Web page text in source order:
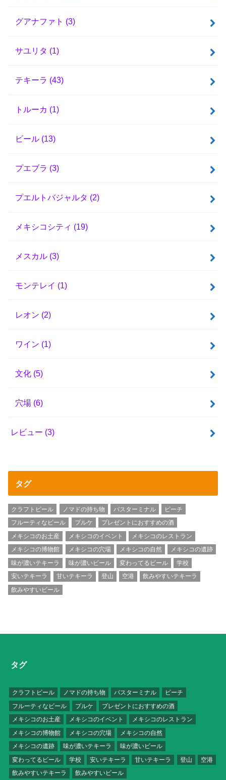
グアナファト (3)
サユリタ (1)
テキーラ (43)
トルーカ (1)
ビール (13)
プエブラ (3)
プエルトバジャルタ (2)
メキシコシティ (19)
メスカル (3)
モンテレイ (1)
レオン (2)
ワイン (1)
文化 (5)
穴場 (6)
レビュー (3)
タグ
クラフトビール ノマドの持ち物 バスターミナル
ビーチ
フルーティなビール
プルケ
プレゼントにおすすめの酒
メキシコのお土産
メキシコのイベント
メキシコのレストラン
メキシコの博物館
メキシコの穴場 メキシコの自然
メキシコの遺跡
味が濃いテキーラ
味が濃いビール 変わってるビール
学校
安いテキーラ
甘いテキーラ 登山 空港
飲みやすいテキーラ
飲みやすいビール
タグ
クラフトビール ノマドの持ち物 バスターミナル
ビーチ
フルーティなビール
プルケ
プレゼントにおすすめの酒
メキシコのお土産
メキシコのイベント
メキシコのレストラン
メキシコの博物館
メキシコの穴場
メキシコの自然
メキシコの遺跡
味が濃いテキーラ
味が濃いビール
変わってるビール
学校 安いテキーラ 甘いテキーラ 登山
空港
飲みやすいテキーラ
飲みやすいビール